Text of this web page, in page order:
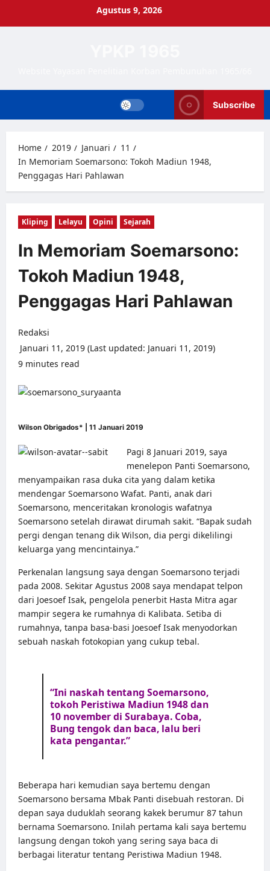
Agustus 9, 2026
Subscribe
Home 2019 Januari
11
In Memoriam Soemarsono: Tokoh Madiun 1948,
Penggagas Hari Pahlawan
Kliping Lelayu Opini Sejarah
In Memoriam Soemarsono:
Tokoh Madiun 1948,
Penggagas Hari Pahlawan
Redaksi
Januari 11, 2019 (Last updated: Januari 11, 2019)
9 minutes read
Wilson Obrigados* | 11 Januari 2019
Pagi 8 Januari 2019, saya
menelepon Panti Soemarsono,
menyampaikan rasa duka cita yang dalam ketika
mendengar Soemarsono Wafat. Panti, anak dari
Soemarsono, menceritakan kronologis wafatnya
Soemarsono setelah dirawat dirumah sakit. “Bapak sudah
pergi dengan tenang dik Wilson, dia pergi dikelilingi
keluarga yang mencintainya.”
Perkenalan langsung saya dengan Soemarsono terjadi
pada 2008. Sekitar Agustus 2008 saya mendapat telpon
dari Joesoef Isak, pengelola penerbit Hasta Mitra agar
mampir segera ke rumahnya di Kalibata. Setiba di
rumahnya, tanpa basa-basi Joesoef Isak menyodorkan
sebuah naskah fotokopian yang cukup tebal.
“Ini naskah tentang Soemarsono,
tokoh Peristiwa Madiun 1948 dan
10 november di Surabaya. Coba,
Bung tengok dan baca, lalu beri
kata pengantar.”
Beberapa hari kemudian saya bertemu dengan
Soemarsono bersama Mbak Panti disebuah restoran. Di
depan saya duduklah seorang kakek berumur 87 tahun
bernama Soemarsono. Inilah pertama kali saya bertemu
langsung dengan tokoh yang sering saya baca di
berbagai literatur tentang Peristiwa Madiun 1948.